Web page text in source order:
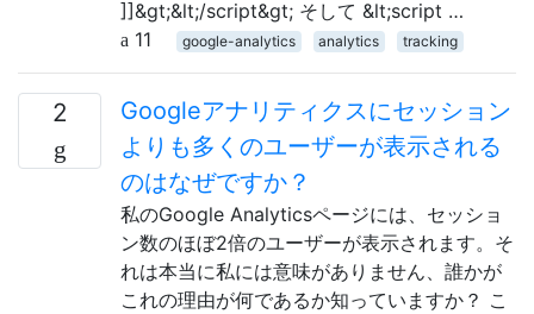
]]&gt;&lt;/script&gt; そして &lt;script …
11
google-analytics analytics tracking
2
Googleアナリティクスにセッション
よりも多くのユーザーが表示される
のはなぜですか？
私のGoogle Analyticsページには、セッショ
ン数のほぼ2倍のユーザーが表示されます。そ
れは本当に私には意味がありません、誰かが
これの理由が何であるか知っていますか？ こ